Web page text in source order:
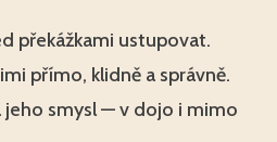
překážkami ustupovat.
přímo, klidně a správně.
jeho smysl — v dojo i mimo